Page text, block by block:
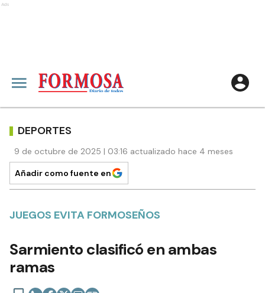
Ads
DEPORTES
9 de octubre de 2025 | 03:16 actualizado hace 4 meses
Añadir como fuente en
JUEGOS EVITA FORMOSEÑOS
Sarmiento clasificó en ambas
ramas